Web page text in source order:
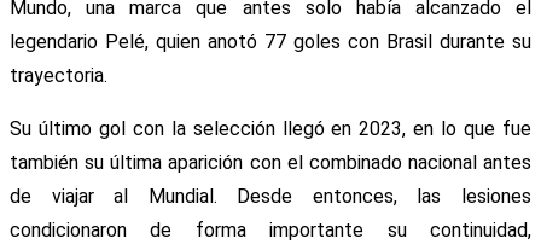
Mundo, una marca que antes solo había alcanzado el
legendario Pelé, quien anotó 77 goles con Brasil durante su
trayectoria.
Su último gol con la selección llegó en 2023, en lo que fue
también su última aparición con el combinado nacional antes
de viajar al Mundial. Desde entonces, las lesiones
condicionaron de forma importante su continuidad,